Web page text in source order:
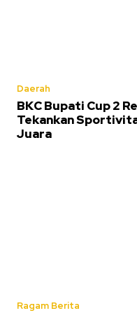
Daerah
BKC Bupati Cup 2
Tekankan
Juara
Ragam Berita